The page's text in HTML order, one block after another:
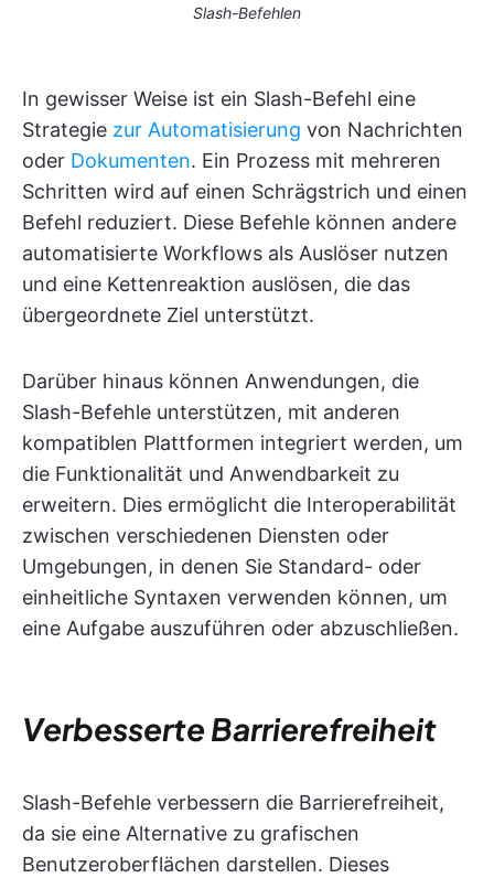
Slash-Befehlen
In gewisser Weise ist ein Slash-Befehl eine
Strategie zur Automatisierung von Nachrichten
oder Dokumenten. Ein Prozess mit mehreren
Schritten wird auf einen Schrägstrich und einen
Befehl reduziert. Diese Befehle können andere
automatisierte Workflows als Auslöser nutzen
und eine Kettenreaktion auslösen, die das
übergeordnete Ziel unterstützt.
Darüber hinaus können Anwendungen, die
Slash-Befehle unterstützen, mit anderen
kompatiblen Plattformen integriert werden, um
die Funktionalität und Anwendbarkeit zu
erweitern. Dies ermöglicht die Interoperabilität
zwischen verschiedenen Diensten oder
Umgebungen, in denen Sie Standard- oder
einheitliche Syntaxen verwenden können, um
eine Aufgabe auszuführen oder abzuschließen.
Verbesserte Barrierefreiheit
Slash-Befehle verbessern die Barrierefreiheit,
da sie eine Alternative zu grafischen
Benutzeroberflächen darstellen. Dieses